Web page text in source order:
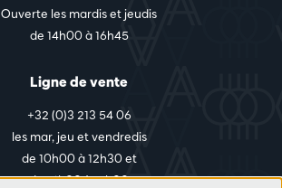
Ouverte les mardis et jeudis
de 14h00 à 16h45
Ligne de vente
+32 (0)3 213 54 06
les mar, jeu et vendredis
de 10h00 à 12h30 et
de 14h00 à 17h00